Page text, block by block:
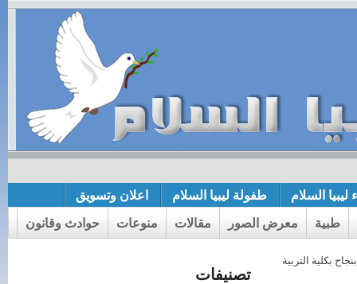
ليبيا السلام طفولة ليبيا السلام اعلان وتسويق
طبية معرض الصور مقالات منوعات حوادث وقانون
تصنيفات
بكلية التربية